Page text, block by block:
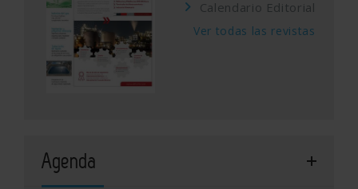
Calendario Editorial
Ver todas las revistas
Agenda